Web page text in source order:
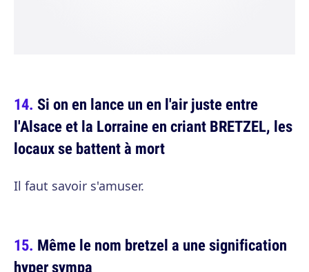
Si on en lance un en l'air juste entre
l'Alsace et la Lorraine en criant BRETZEL, les
locaux se battent à mort
Il faut savoir s'amuser.
Même le nom bretzel a une signification
hyper sympa